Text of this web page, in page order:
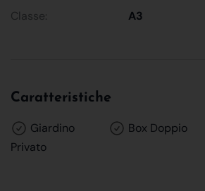
Classe:
A3
Caratteristiche
Giardino
Privato
Box Doppio